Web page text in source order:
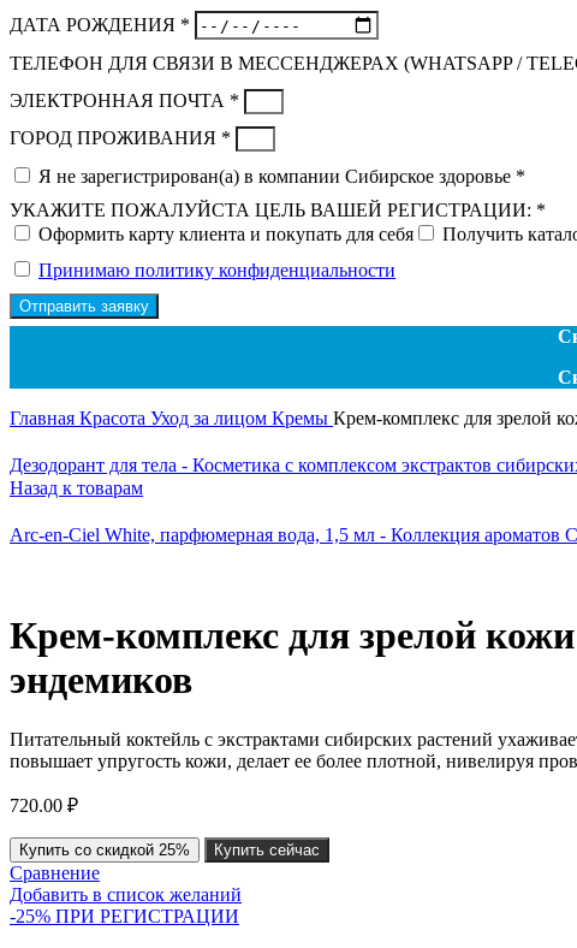
ДАТА РОЖДЕНИЯ *
ТЕЛЕФОН ДЛЯ СВЯЗИ В МЕССЕНДЖЕРАХ (WHATSAPP /
ЭЛЕКТРОННАЯ ПОЧТА *
ГОРОД ПРОЖИВАНИЯ *
Я не зарегистрирован(а) в компании Сибирское здоровье *
УКАЖИТЕ ПОЖАЛУЙСТА ЦЕЛЬ ВАШЕЙ РЕГИСТРАЦИИ: *
Оформить карту клиента и покупать для себя
Получить
Принимаю политику конфиденциальности
Отправить заявку
Главная Красота Уход за лицом Кремы Крем-комплекс для зрелой
Дезодорант для тела - Косметика с комплексом экстрактов
Назад к товарам
Arc-en-Ciel White, парфюмерная вода, 1,5 мл - Коллекция ароматов
Крем-комплекс для зрелой
эндемиков
Питательный коктейль с экстрактами сибирских растений
повышает упругость кожи, делает ее более плотной, нивелируя
720.00 ₽
Купить со скидкой 25% Купить сейчас
Сравнение
Добавить в список желаний
-25% ПРИ РЕГИСТРАЦИИ